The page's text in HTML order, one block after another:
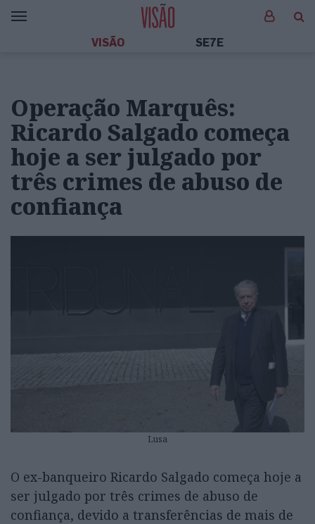
VISÃO SE7E
Operação Marquês:
Ricardo Salgado começa
hoje a ser julgado por
três crimes de abuso de
confiança
Lusa
O ex-banqueiro Ricardo Salgado começa hoje a
ser julgado por três crimes de abuso de
confiança, devido a transferências de mais de